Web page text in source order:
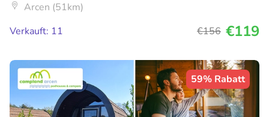
Arcen (51km)
Verkauft: 11
€156 €119
59% Rabatt